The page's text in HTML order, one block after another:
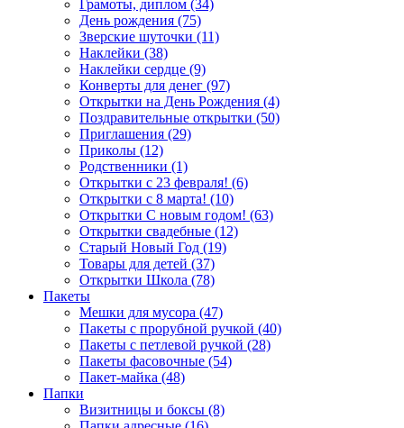
Грамоты, диплом (34)
День рождения (75)
Зверские шуточки (11)
Наклейки (38)
Наклейки сердце (9)
Конверты для денег (97)
Открытки на День Рождения (4)
Поздравительные открытки (50)
Приглашения (29)
Приколы (12)
Родственники (1)
Открытки с 23 февраля! (6)
Открытки с 8 марта! (10)
Открытки С новым годом! (63)
Открытки свадебные (12)
Старый Новый Год (19)
Товары для детей (37)
Открытки Школа (78)
Пакеты
Мешки для мусора (47)
Пакеты с прорубной ручкой (40)
Пакеты с петлевой ручкой (28)
Пакеты фасовочные (54)
Пакет-майка (48)
Папки
Визитницы и боксы (8)